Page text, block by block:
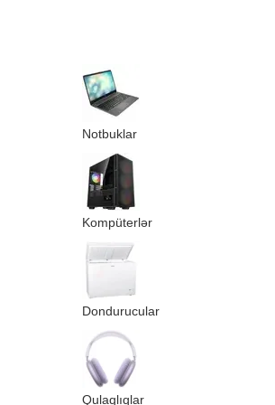
Notbuklar
Kompüterlər
Dondurucular
Qulaqlıqlar